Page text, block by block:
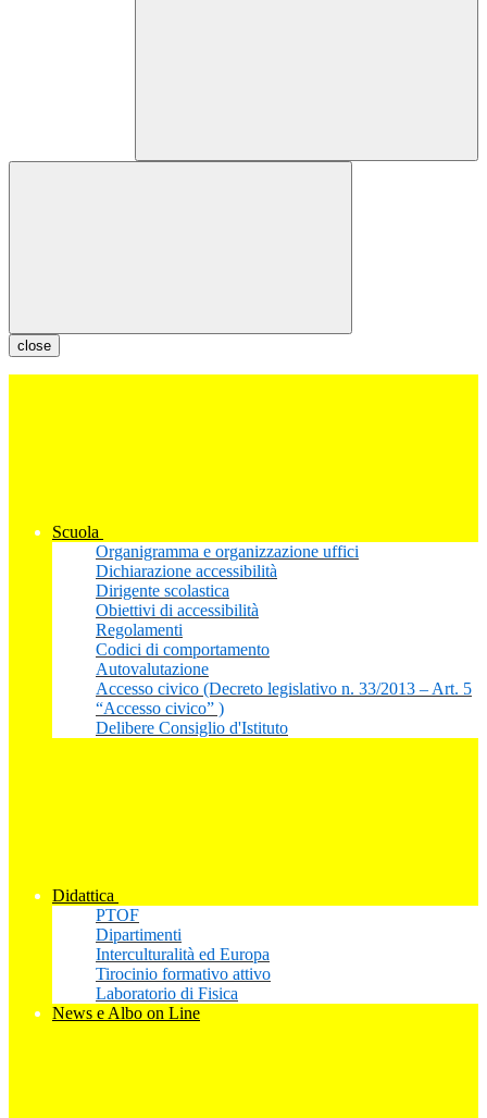
close
Scuola
Organigramma e organizzazione uffici
Dichiarazione accessibilità
Dirigente scolastica
Obiettivi di accessibilità
Regolamenti
Codici di comportamento
Autovalutazione
Accesso civico (Decreto legislativo n. 33/2013 – Art. 5
“Accesso civico” )
Delibere Consiglio d'Istituto
Didattica
PTOF
Dipartimenti
Interculturalità ed Europa
Tirocinio formativo attivo
Laboratorio di Fisica
News e Albo on Line